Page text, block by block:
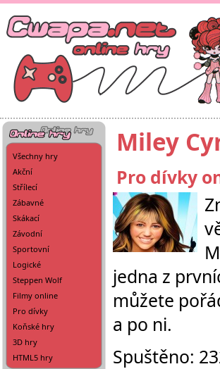
Všechny hry
Akční
Střílecí
Zábavné
Skákací
Závodní
Sportovní
Logické
Steppen Wolf
Filmy online
Pro dívky
Koňské hry
3D hry
HTML5 hry
Miley
Pro dívky
jedna z
můžete
a po ni.
Spuštěno: